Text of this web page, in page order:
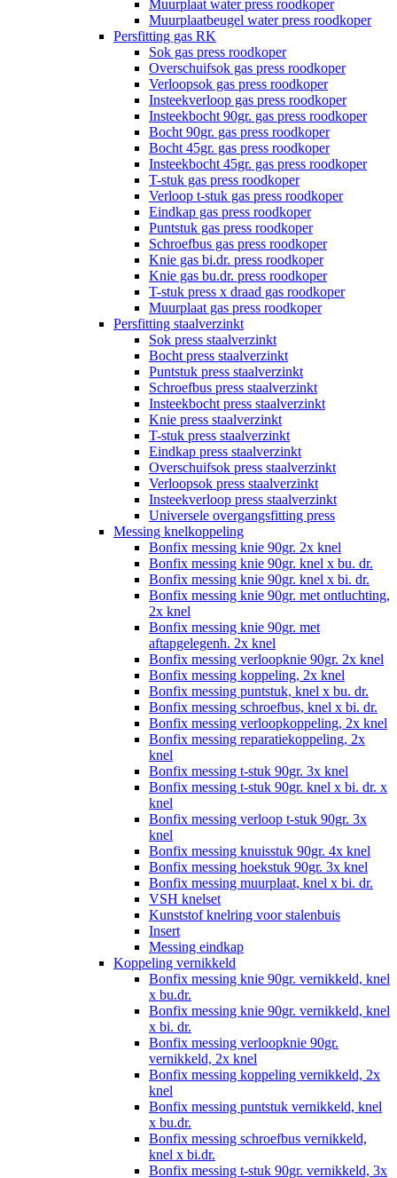
Muurplaat water press roodkoper
Muurplaatbeugel water press roodkoper
Persfitting gas RK
Sok gas press roodkoper
Overschuifsok gas press roodkoper
Verloopsok gas press roodkoper
Insteekverloop gas press roodkoper
Insteekbocht 90gr. gas press roodkoper
Bocht 90gr. gas press roodkoper
Bocht 45gr. gas press roodkoper
Insteekbocht 45gr. gas press roodkoper
T-stuk gas press roodkoper
Verloop t-stuk gas press roodkoper
Eindkap gas press roodkoper
Puntstuk gas press roodkoper
Schroefbus gas press roodkoper
Knie gas bi.dr. press roodkoper
Knie gas bu.dr. press roodkoper
T-stuk press x draad gas roodkoper
Muurplaat gas press roodkoper
Persfitting staalverzinkt
Sok press staalverzinkt
Bocht press staalverzinkt
Puntstuk press staalverzinkt
Schroefbus press staalverzinkt
Insteekbocht press staalverzinkt
Knie press staalverzinkt
T-stuk press staalverzinkt
Eindkap press staalverzinkt
Overschuifsok press staalverzinkt
Verloopsok press staalverzinkt
Insteekverloop press staalverzinkt
Universele overgangsfitting press
Messing knelkoppeling
Bonfix messing knie 90gr. 2x knel
Bonfix messing knie 90gr. knel x bu. dr.
Bonfix messing knie 90gr. knel x bi. dr.
Bonfix messing knie 90gr. met ontluchting,
2x knel
Bonfix messing knie 90gr. met
aftapgelegenh. 2x knel
Bonfix messing verloopknie 90gr. 2x knel
Bonfix messing koppeling, 2x knel
Bonfix messing puntstuk, knel x bu. dr.
Bonfix messing schroefbus, knel x bi. dr.
Bonfix messing verloopkoppeling, 2x knel
Bonfix messing reparatiekoppeling, 2x
knel
Bonfix messing t-stuk 90gr. 3x knel
Bonfix messing t-stuk 90gr. knel x bi. dr. x
knel
Bonfix messing verloop t-stuk 90gr. 3x
knel
Bonfix messing knuisstuk 90gr. 4x knel
Bonfix messing hoekstuk 90gr. 3x knel
Bonfix messing muurplaat, knel x bi. dr.
VSH knelset
Kunststof knelring voor stalenbuis
Insert
Messing eindkap
Koppeling vernikkeld
Bonfix messing knie 90gr. vernikkeld, knel
x bu.dr.
Bonfix messing knie 90gr. vernikkeld, knel
x bi. dr.
Bonfix messing verloopknie 90gr.
vernikkeld, 2x knel
Bonfix messing koppeling vernikkeld, 2x
knel
Bonfix messing puntstuk vernikkeld, knel
x bu.dr.
Bonfix messing schroefbus vernikkeld,
knel x bi.dr.
Bonfix messing t-stuk 90gr. vernikkeld, 3x